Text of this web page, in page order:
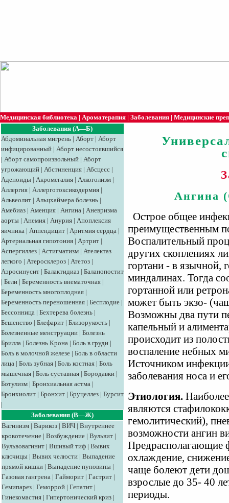
Медицинская библиотека | Ароматерапия | Заболевания | Медицинские
Заболевания (А—Б)
Абдоминальная мигрень | Аборт | Аборт
инфицированный | Аборт несостоявшийся
| Аборт самопроизвольный | Аборт
угрожающий | Абстиненция | Абсцесс |
Аденоиды | Акромегалия | Алкоголизм |
Аллергия | Аллерготоксикодермия |
Альвеолит | Альцхаймера болезнь |
Амебиаз | Аменция | Ангина | Аневризма
аорты | Анемия | Анурия | Апоплексия
яичника | Аппендицит | Аритмия сердца |
Артериальная гипотония | Артрит |
Аспергиллез | Астигматизм | Ателектаз
легкого | Атеросклероз | Атетоз |
Аэросинусит | Балактидиаз | Баланопостит
| Бели | Беременность внематочная |
Беременность многоплодная |
Беременность переношенная | Бесплодие |
Бессонница | Бехтерева болезнь |
Бешенство | Блефарит | Близорукость |
Болезненные менструации | Болезнь
Брилла | Болезнь Крона | Боль в груди |
Боль в молочной железе | Боль в области
лица | Боль зубная | Боль костная | Боль
мышечная | Боль суставная | Бородавки |
Ботулизм | Бронхиальная астма |
Бронхиолит | Бронхит | Бруцеллез | Бурсит
|
Заболевания (В—Ж)
Вагинизм | Варикоз | ВИЧ | Внутреннее
кровотечение | Возбуждение | Вульвит |
Вульвовагинит | Вшивый тиф | Вывих
ключицы | Вывих челюсти | Выпадение
прямой кишки | Выпадение пуповины |
Газовая гангрена | Гайморит | Гастрит |
Гемипарез | Геморрой | Гепатит |
Гинекомастия | Гипертонический криз |
Ангина
Острое общее
преимущественным
Воспалительный
других скоплениях
гортани - в язычной,
миндалинах. Тогда
гортанной или
может быть экзо-
Возможны два пути
капельный и
происходит из
воспаление небных
Источником
заболевания носа и
Этиология.
являются
гемолитический),
возможности ангин
Предрасполагающие
охлаждение,
чаще болеют дети
взрослые до 35- 40
периоды.